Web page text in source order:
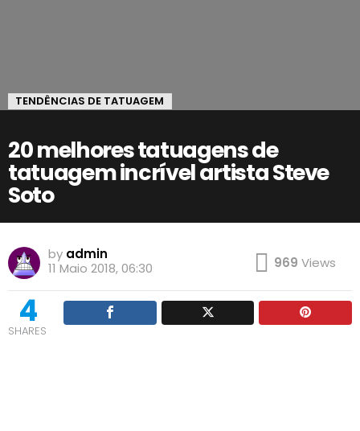
TENDÊNCIAS DE TATUAGEM
20 melhores tatuagens de
tatuagem incrível artista Steve
Soto
by admin
11 Maio 2018, 06:30
969 Views
4
SHARES